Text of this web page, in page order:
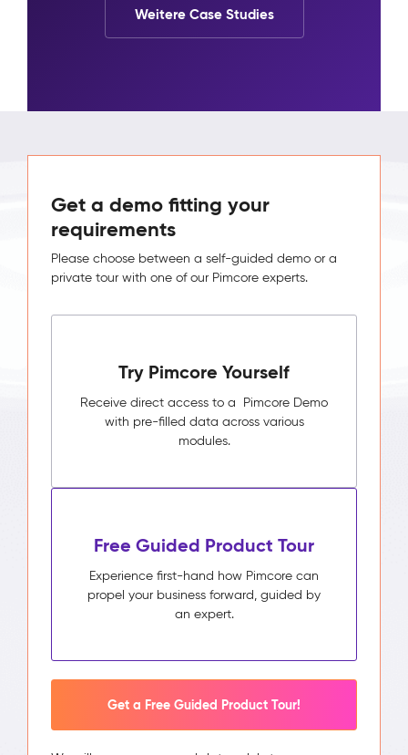
Weitere Case Studies
Get a demo fitting your
requirements
Please choose between a self-guided demo or a
private tour with one of our Pimcore experts.
Try Pimcore Yourself
Receive direct access to a Pimcore Demo
with pre-filled data across various
modules.
Free Guided Product Tour
Experience first-hand how Pimcore can
propel your business forward, guided by
an expert.
Get a Free Guided Product Tour!